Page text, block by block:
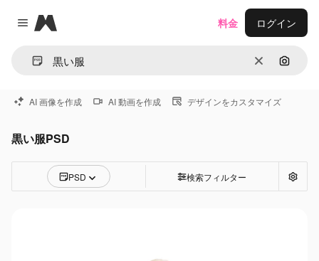
Close menu
Magnific
消去 画像で
料金 ログイン
AI 画像を作成 AI 動画を作成 デザインをカスタマイズ
黒い服PSD
PSD 検索フィルター